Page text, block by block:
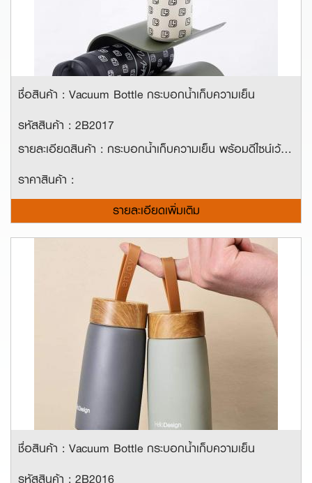
ชื่อสินค้า : Vacuum Bottle กระบอกน้ำเก็บความเย็น
รหัสสินค้า : 2B2017
รายละเอียดสินค้า : กระบอกน้ำเก็บความเย็น พร้อมดีไซน์เว้าบนฝาขวด ถือพกพาง่าย ดีไซน์สวยเข้ากับยุคสมัยสไตล์มินิมอล
ราคาสินค้า :
รายละเอียดเพิ่มเติม
ชื่อสินค้า : Vacuum Bottle กระบอกน้ำเก็บความเย็น
รหัสสินค้า : 2B2016